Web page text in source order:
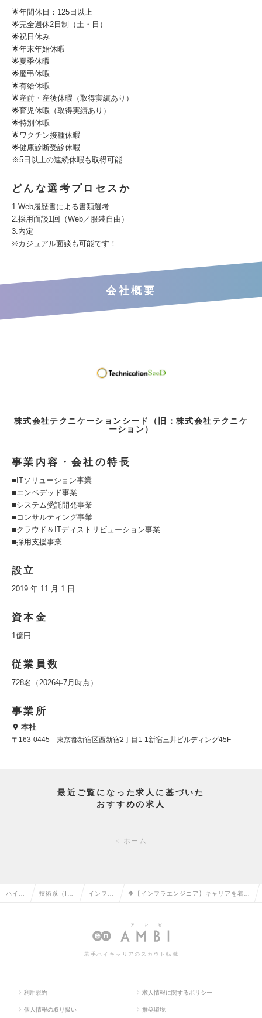
🌟年間休日：125日以上
🌟完全週休2日制（土・日）
🌟祝日休み
🌟年末年始休暇
🌟夏季休暇
🌟慶弔休暇
🌟有給休暇
🌟産前・産後休暇（取得実績あり）
🌟育児休暇（取得実績あり）
🌟特別休暇
🌟ワクチン接種休暇
🌟健康診断受診休暇
※5日以上の連続休暇も取得可能
どんな選考プロセスか
1.Web履歴書による書類選考
2.採用面談1回（Web／服装自由）
3.内定
※カジュアル面談も可能です！
会社概要
株式会社テクニケーションシード（旧：株式会社テクニケ
ーション）
事業内容・会社の特長
■ITソリューション事業
■エンベデッド事業
■システム受託開発事業
■コンサルティング事業
■クラウド＆ITディストリビューション事業
■採用支援事業
設立
2019 年 11 月 1 日
資本金
1億円
従業員数
728名（2026年7月時点）
事業所
本社
〒163-0445 東京都新宿区西新宿2丁目1-1新宿三井ビルディング45F
最近ご覧になった求人に基づいた
おすすめの求人
ホーム
ハイク 技術系（I インフラ
アの転職
🔶【インフラエンジニア】キャリアを着実
得られる『単価連動制』の求人情報
若手ハイキャリアのスカウト転職
利用規約 求人情報に関するポリシー
個人情報の取り扱い 推奨環境